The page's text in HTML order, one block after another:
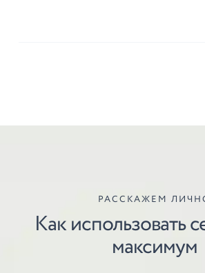
РАССКАЖЕМ
Как использовать
максимум